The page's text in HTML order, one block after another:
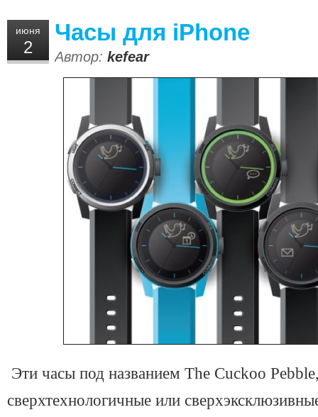
июня
2
Часы для iPhone
Автор: kefear
Эти часы под названием The Cuckoo
сверхтехнологичные или